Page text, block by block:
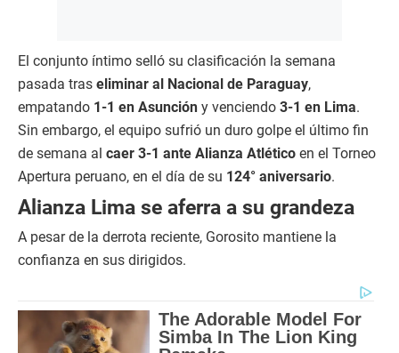
El conjunto íntimo selló su clasificación la semana
pasada tras eliminar al Nacional de Paraguay,
empatando 1-1 en Asunción y venciendo 3-1 en Lima.
Sin embargo, el equipo sufrió un duro golpe el último fin
de semana al caer 3-1 ante Alianza Atlético en el Torneo
Apertura peruano, en el día de su 124° aniversario.
Alianza Lima se aferra a su grandeza
A pesar de la derrota reciente, Gorosito mantiene la
confianza en sus dirigidos.